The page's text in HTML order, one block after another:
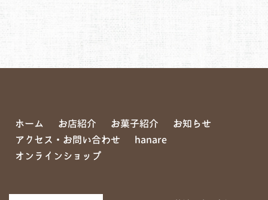
ホーム お店紹介 お菓子紹介
お知らせ
アクセス・お問い合わせ
hanare
オンラインショップ